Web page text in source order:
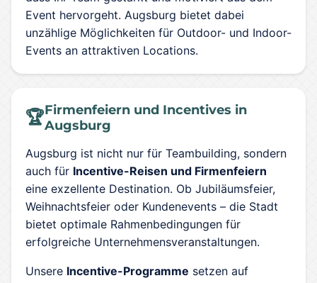
Event hervorgeht. Augsburg bietet dabei
unzählige Möglichkeiten für Outdoor- und Indoor-
Events an attraktiven Locations.
🏆Firmenfeiern und Incentives in
Augsburg
Augsburg ist nicht nur für Teambuilding, sondern
auch für Incentive-Reisen und Firmenfeiern
eine exzellente Destination. Ob Jubiläumsfeier,
Weihnachtsfeier oder Kundenevents – die Stadt
bietet optimale Rahmenbedingungen für
erfolgreiche Unternehmensveranstaltungen.
Unsere Incentive-Programme setzen auf